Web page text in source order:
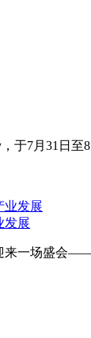
于7月31日
发展
来一场盛会